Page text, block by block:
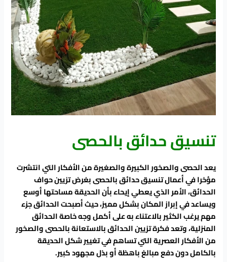
تنسيق حدائق بالحصى
يعد الحصى والصخور الكبيرة والصغيرة من الأفكار التي انتشرت
مؤخرا في أعمال تنسيق حدائق بالحصى بغرض تزيين حواف
الحدائق، الأمر الذي يعطي إيحاء بأن الحديقة مساحتها أوسع
ويساعد في إبراز المكان بشكل مميز، حيث أصبحت الحدائق جزء
مهم يرغب الكثير بالاعتناء به على أكمل وجه خاصة الحدائق
المنزلية، وتعد فكرة تزيين الحدائق بالاستعانة بالحصى والصخور
من الأفكار العصرية التي تساهم في تغيير شكل الحديقة
بالكامل دون دفع مبالغ باهظة أو بذل مجهود كبير.